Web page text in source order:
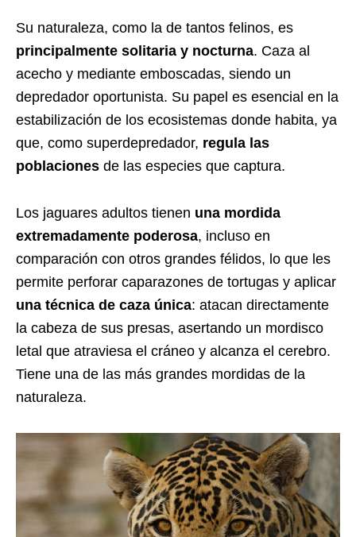
Su naturaleza, como la de tantos felinos, es
principalmente solitaria y nocturna. Caza al
acecho y mediante emboscadas, siendo un
depredador oportunista. Su papel es esencial en la
estabilización de los ecosistemas donde habita, ya
que, como superdepredador, regula las
poblaciones de las especies que captura.
Los jaguares adultos tienen una mordida
extremadamente poderosa, incluso en
comparación con otros grandes félidos, lo que les
permite perforar caparazones de tortugas y aplicar
una técnica de caza única: atacan directamente
la cabeza de sus presas, asertando un mordisco
letal que atraviesa el cráneo y alcanza el cerebro.
Tiene una de las más grandes mordidas de la
naturaleza.